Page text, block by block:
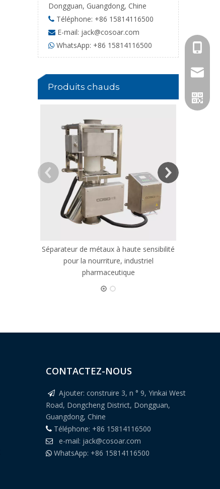
Dongguan, Guangdong, Chine
 Téléphone: +86 15814116500
 E-mail: jack@cosoar.com
 WhatsApp: +86 15814116500
Produits chauds
Séparateur de métaux à haute sensibilité
pour la nourriture, industriel
pharmaceutique
+86
CONTACTEZ-NOUS
 Ajouter: construire 3, n ° 9, Yinkai West
Road, Dongcheng District, Dongguan,
Guangdong, Chine
Téléphone: +86 15814116500
 e-mail: jack@cosoar.com
WhatsApp: +86 15814116500